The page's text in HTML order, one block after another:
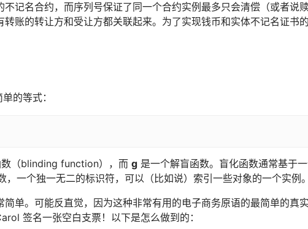
记名合约，而序列号保证了同一个合约实例最多只会清偿（或者说
账的转让方和受让方都关联起来。为了实现钱币和实体不记名证书
的等式：
数（blinding function），而 g 是一个解盲函数。盲化函数通常基于
一个独一无二的标识符，可以（比如说）索引一些对象的一个实例。
单。可能反直觉，因为这种非常有用的电子商务原语的最简单的真
签名一张空白支票！以下是怎么做到的：